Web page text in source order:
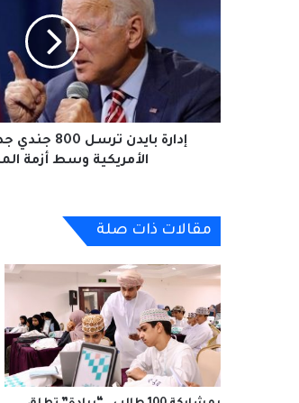
جديد
الحدود
الأمريكية
إدارة بايدن
الأمريكية وسط أزمة
مقالات ذات صلة